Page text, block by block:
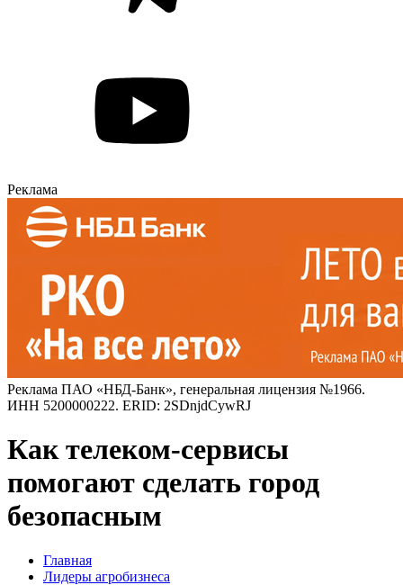
Реклама
Реклама ПАО «НБД-Банк», генеральная лицензия №1966.
ИНН 5200000222. ERID: 2SDnjdCywRJ
Как телеком-сервисы
помогают сделать город
безопасным
Главная
Лидеры агробизнеса